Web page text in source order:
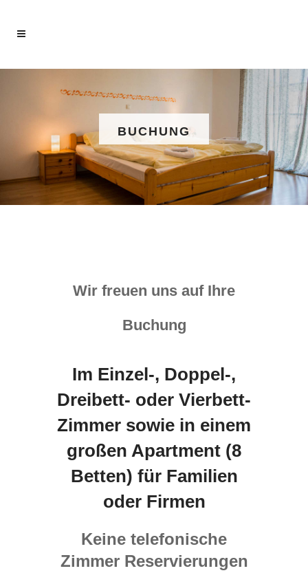
BUCHUNG
Wir freuen uns auf Ihre
Buchung
Im Einzel-, Doppel-,
Dreibett- oder Vierbett-
Zimmer sowie in einem
großen Apartment (8
Betten) für Familien
oder Firmen
Keine telefonische
Zimmer Reservierungen